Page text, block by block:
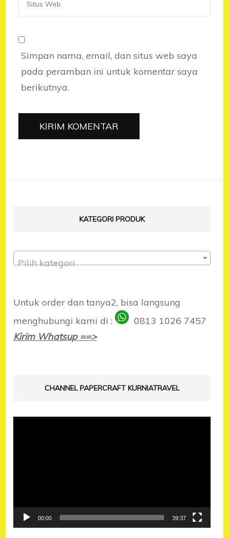
Simpan nama, email, dan situs web saya
pada peramban ini untuk komentar saya
berikutnya.
KATEGORI PRODUK
Pilih kategori
Untuk order dan tanya2, bisa langsung
menghubungi kami di :
0813 1026 7457
Kirim Whatsup ==>
CHANNEL PAPERCRAFT KURNIATRAVEL
00:00 39:37